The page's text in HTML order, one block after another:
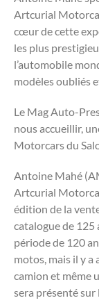
Artcurial
cœur de cette
les plus
l’automobile
modèles oubliés
Le Mag Auto-
nous accueillir,
Motorcars du
Antoine Mahé
Artcurial
édition de la
catalogue de 125
période de 120
motos, mais il y a
camion et même
sera présenté sur